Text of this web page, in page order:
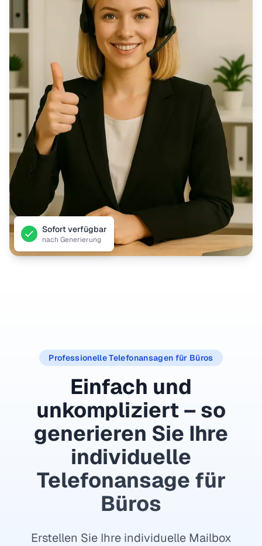
Sofort verfügbar
nach Generierung
Professionelle Telefonansagen für Büros
Einfach und
unkompliziert – so
generieren Sie Ihre
individuelle
Telefonansage für
Büros
Erstellen Sie Ihre individuelle Mailbox